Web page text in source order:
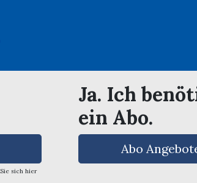
Sie sich hier
Ja. Ich
ein Abo.
Abo